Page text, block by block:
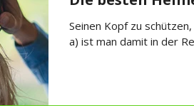
Seinen Kopf zu
a) ist man damit in der